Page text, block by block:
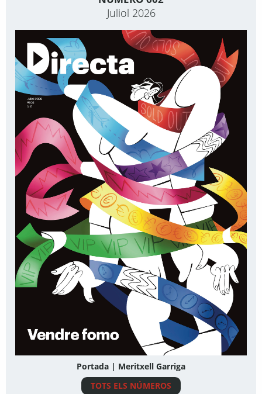
Juliol 2026
Portada | Meritxell Garriga
TOTS ELS NÚMEROS